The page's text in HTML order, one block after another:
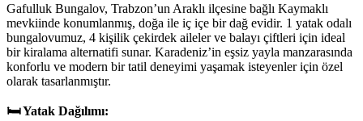
Gafulluk Bungalov, Trabzon’un Araklı ilçesine bağlı Kaymaklı
mevkiinde konumlanmış, doğa ile iç içe bir dağ evidir. 1 yatak odalı
bungalovumuz, 4 kişilik çekirdek aileler ve balayı çiftleri için ideal
bir kiralama alternatifi sunar. Karadeniz’in eşsiz yayla manzarasında
konforlu ve modern bir tatil deneyimi yaşamak isteyenler için özel
olarak tasarlanmıştır.
🛏 Yatak Dağılımı: